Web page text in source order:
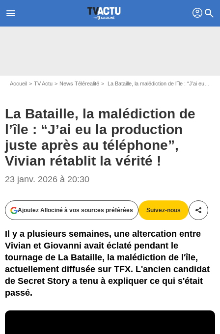
menu profil search
Accueil TV Actu News Télérealité La Bataille, la malédiction de l’île : “J’ai eu la production juste après au téléphone”, Vivian rétablit la vérité !
La Bataille, la malédiction de
l’île : “J’ai eu la production
juste après au téléphone”,
Vivian rétablit la vérité !
23 janv. 2026 à 20:30
Ajoutez Allociné à vos sources préférées Suivez-nous
Il y a plusieurs semaines, une altercation entre
Vivian et Giovanni avait éclaté pendant le
tournage de La Bataille, la malédiction de l'île,
actuellement diffusée sur TFX. L'ancien candidat
de Secret Story a tenu à expliquer ce qui s'était
passé.